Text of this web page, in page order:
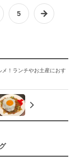
5
！ランチやお土産におす